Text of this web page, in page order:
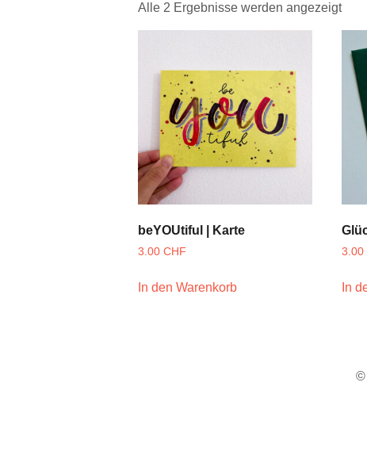
Alle 2 Ergebnisse werden angezeigt
beYOUtiful | Karte
3.00 CHF
In den Warenkorb
3.00
In
©